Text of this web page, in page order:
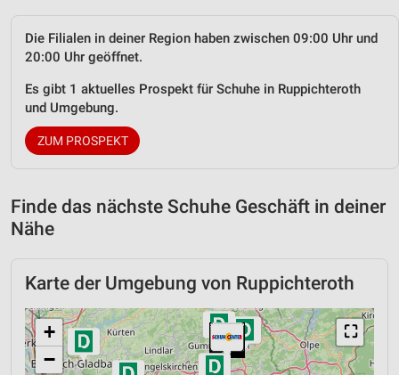
Die Filialen in deiner Region haben zwischen 09:00 Uhr und
20:00 Uhr geöffnet.
Es gibt 1 aktuelles Prospekt für Schuhe in Ruppichteroth
und Umgebung.
ZUM PROSPEKT
Finde das nächste Schuhe Geschäft in deiner
Nähe
Karte der Umgebung von Ruppichteroth
⛶
+
−